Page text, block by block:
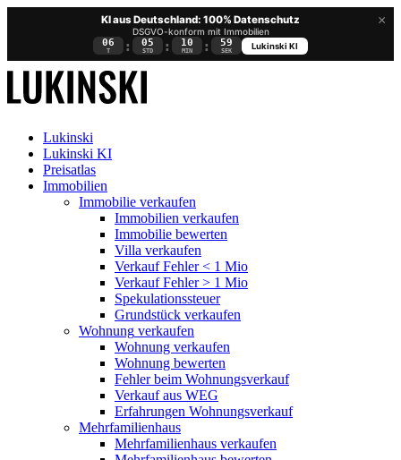
×
KI aus Deutschland: 100% Datenschutz
DSGVO-konform mit Immobilien
06
T : 05
STD : 10
MIN : 59
SEK
Lukinski KI
Lukinski
Lukinski KI
Preisatlas
Immobilien
Immobilie verkaufen
Immobilien verkaufen
Immobilie bewerten
Villa verkaufen
Verkauf Fehler < 1 Mio
Verkauf Fehler > 1 Mio
Spekulationssteuer
Grundstück verkaufen
Wohnung verkaufen
Wohnung verkaufen
Wohnung bewerten
Fehler beim Wohnungsverkauf
Verkauf aus WEG
Erfahrungen Wohnungsverkauf
Mehrfamilienhaus
Mehrfamilienhaus verkaufen